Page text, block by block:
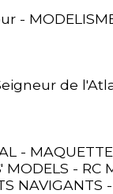
-
de
-
MODELS - RC
NAVIGANTS -